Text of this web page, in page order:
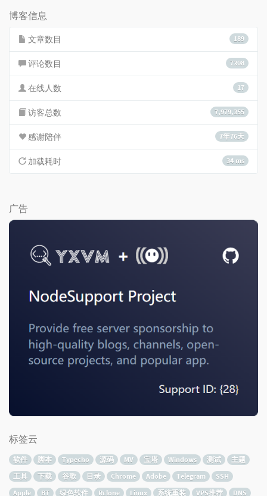
数:
博客信息
189
文章数目
7308
评论数目
17
在线人数
7,979,355
访客总数
7年76天
感谢陪伴
34 ms
加载耗时
广告
标签云
软件 脚本 Typecho 源码 MV 宝塔 Windows 测试
主题
工具
下载 谷歌 目录 Chrome Adobe Telegram
SSH
Apple
BT 绿色软件 Rclone Linux 系统重装 VPS推荐 DNS